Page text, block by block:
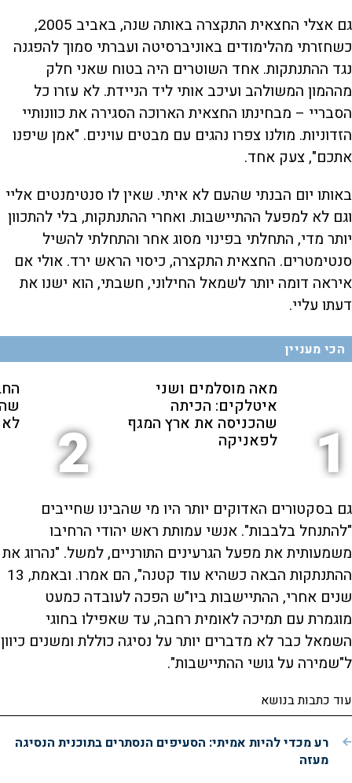
גם אצלי החצאית התקצרה באותה שנה, באביב 2005,
כשחזרתי מהלימודים באוניברסיטה ועברתי סמוך להפגנה
נגד ההתנתקות. אחד השוטרים היה בטוח שאני חלק
מההמון המשולהב ועיכב אותי ליד הניידת. לא עזרו כל
הסבריי – מבחינתו החצאית הארוכה הסגירה את כוונותיי
הזדוניות. מולנו צפרו נהגים עם מבטים עוינים. "אמן שיפנו
אתכם", צעק אחד.
באותו יום הבנתי שהעם לא איתי. שאין לו סנטימנטים אליי
וגם לא למפעל ההתיישבות. ואחרי ההתנתקות, בלי להתכוון
יותר מדי, התחלתי בפינוי מסוג אחר והתחלתי להשיל
סנטימטרים. החצאית התקצרה, כיסוי הראש ירד. אולי אם
איראה דומה יותר לשמאל החילוני, חשבתי, הוא ישנו את
דעתו עליי.
הכי מעניין
1
מאה מוסלמים ושני
איטלקים: הכיתה
שהכניסה את ארץ המגף
לפאניקה 2
גם בסקטורים האדוקים יותר היו מי שהבינו שחייבים
"להתנחל בלבבות". אנשי עמותת ראש יהודי הרחיבו
משמעותית את מפעל הגרעינים התורניים, למשל. "נהרוג את
ההתנתקות הבאה כשהיא עוד קטנה", הם אמרו. ובאמת, 13
שנים אחרי, ההתיישבות ביו"ש הפכה לעובדה כמעט
מוגמרת עם תמיכה לאומית רחבה, עד שאפילו בחוגי
השמאל כבר לא מדברים יותר על נסיגה כוללת ומשנים כיוון
ל"שמירה על גושי ההתיישבות".
עוד כתבות בנושא
רע מכדי להיות אמיתי: הסעיפים הנסתרים בתוכנית הנסיגה
מעזה